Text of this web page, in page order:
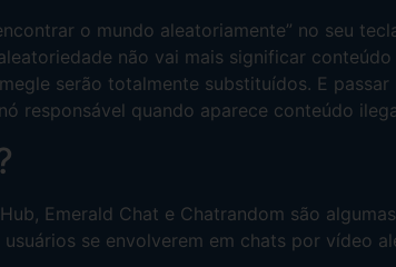
o mundo aleatoriamente” no seu
não vai mais significar
serão totalmente substituídos. E
responsável quando aparece conteúdo
Emerald Chat e Chatrandom são
se envolverem em chats por vídeo